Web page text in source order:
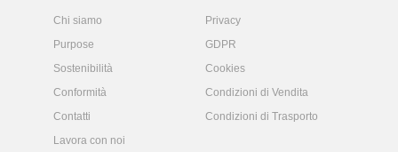
Chi siamo
Privacy
Purpose
GDPR
Sostenibilità
Cookies
Conformità
Condizioni di Vendita
Contatti
Condizioni di Trasporto
Lavora con noi